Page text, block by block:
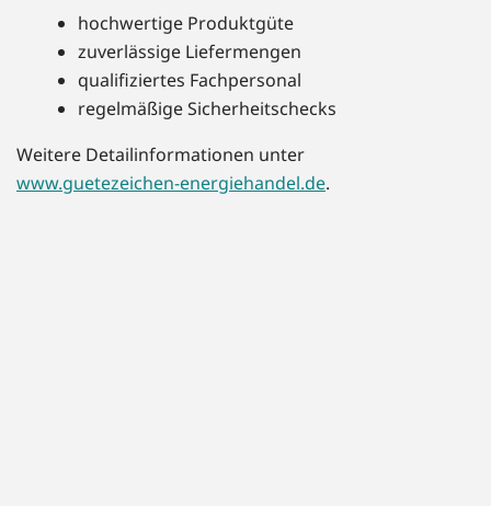
hochwertige Produktgüte
zuverlässige Liefermengen
qualifiziertes Fachpersonal
regelmäßige Sicherheitschecks
Weitere Detailinformationen unter
www.guetezeichen-energiehandel.de.